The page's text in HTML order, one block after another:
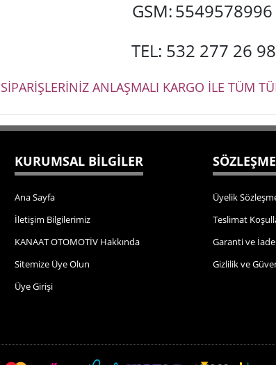
GSM:5549578996
TEL: 532 277 26 98
SİPARİŞLERİNİZ ANLAŞMALI KARGO İLE TÜM
KURUMSAL BİLGİLER
Ana Sayfa
İletişim Bilgilerimiz
KANAAT OTOMOTİV Hakkında
Sitemize Üye Olun
Üye Girişi
Üyelik
Teslimat
Garanti ve İade
Gizlilik ve